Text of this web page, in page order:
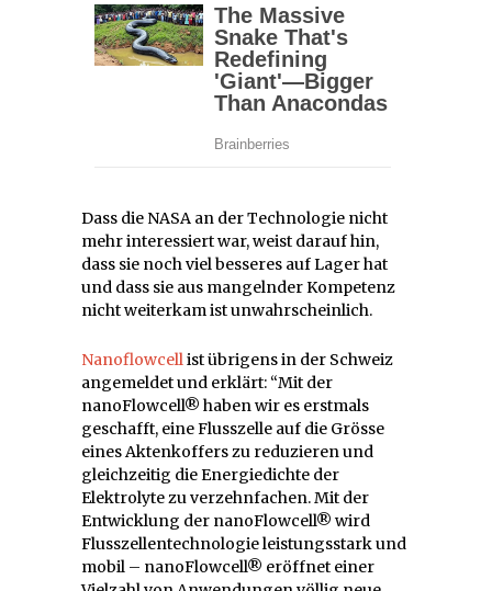
Dass die NASA an der Technologie nicht
mehr interessiert war, weist darauf hin,
dass sie noch viel besseres auf Lager hat
und dass sie aus mangelnder Kompetenz
nicht weiterkam ist unwahrscheinlich.
Nanoflowcellist übrigens in der Schweiz
angemeldet und erklärt: “Mit der
nanoFlowcell® haben wir es erstmals
geschafft, eine Flusszelle auf die Grösse
eines Aktenkoffers zu reduzieren und
gleichzeitig die Energiedichte der
Elektrolyte zu verzehnfachen. Mit der
Entwicklung der nanoFlowcell® wird
Flusszellentechnologie leistungsstark und
mobil – nanoFlowcell® eröffnet einer